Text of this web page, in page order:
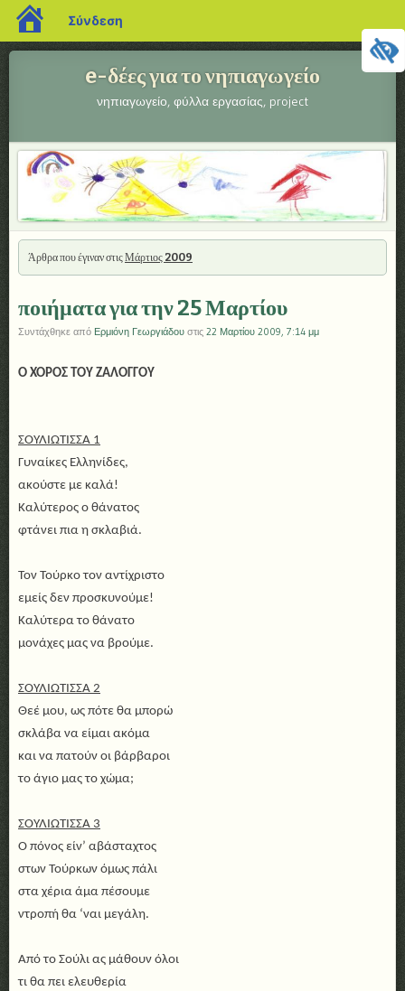
e-δέες για το νηπιαγωγείο
νηπιαγωγείο, φύλλα εργασίας, project
Μενού
ΜΕΤΆΒΑΣΗ ΣΕ ΠΕΡΙΕΧΌΜΕΝΟ
Άρθρα που έγιναν στιςΜάρτιος 2009
ποιήματα για την 25 Μαρτίου
Συντάχθηκε από Ερμιόνη Γεωργιάδου στις 22 Μαρτίου 2009, 7:14 μμ
Ο ΧΟΡΟΣ ΤΟΥ ΖΑΛΟΓΓΟΥ
ΣΟΥΛΙΩΤΙΣΣΑ 1
Γυναίκες Ελληνίδες,
ακούστε με καλά!
Καλύτερος ο θάνατος
φτάνει πια η σκλαβιά.
Τον Τούρκο τον αντίχριστο
εμείς δεν προσκυνούμε!
Καλύτερα το θάνατο
μονάχες μας να βρούμε.
ΣΟΥΛΙΩΤΙΣΣΑ 2
Θεέ μου, ως πότε θα μπορώ
σκλάβα να είμαι ακόμα
και να πατούν οι βάρβαροι
το άγιο μας το χώμα;
ΣΟΥΛΙΩΤΙΣΣΑ 3
Ο πόνος είν’ αβάσταχτος
στων Τούρκων όμως πάλι
στα χέρια άμα πέσουμε
ντροπή θα ‘ναι μεγάλη.
Από το Σούλι ας μάθουν όλοι
τι θα πει ελευθερία
blogs.sch.gr
Σύνδεση